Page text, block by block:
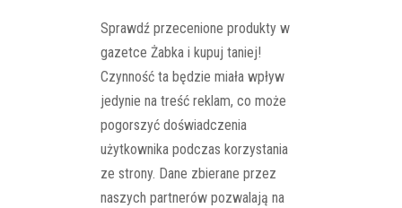
Sprawdź przecenione produkty w
gazetce Żabka i kupuj taniej!
Czynność ta będzie miała wpływ
jedynie na treść reklam, co może
pogorszyć doświadczenia
użytkownika podczas korzystania
ze strony. Dane zbierane przez
naszych partnerów pozwalają na